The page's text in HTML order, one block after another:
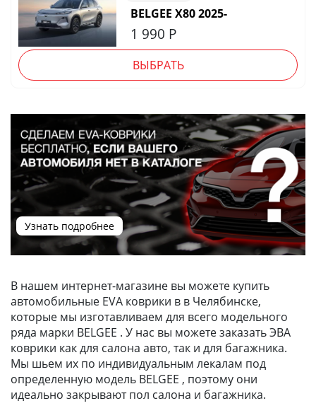
BELGEE X80 2025-
1 990 Р
ВЫБРАТЬ
Узнать подробнее
В нашем интернет-магазине вы можете купить
автомобильные EVA коврики в в Челябинске,
которые мы изготавливаем для всего модельного
ряда марки BELGEE . У нас вы можете заказать ЭВА
коврики как для салона авто, так и для багажника.
Мы шьем их по индивидуальным лекалам под
определенную модель BELGEE , поэтому они
идеально закрывают пол салона и багажника.